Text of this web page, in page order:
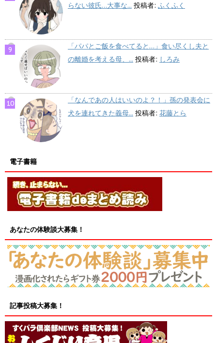
らない彼氏…大事な... 投稿者: ふくふく
「パパとご飯を食べてると…」食い尽くし夫と
の離婚を考える母、... 投稿者: しろみ
「なんであの人はいいのよ？！」孫の発表会に
犬を連れてきた義母... 投稿者: 花藤とら
電子書籍
あなたの体験談大募集！
記事投稿大募集！